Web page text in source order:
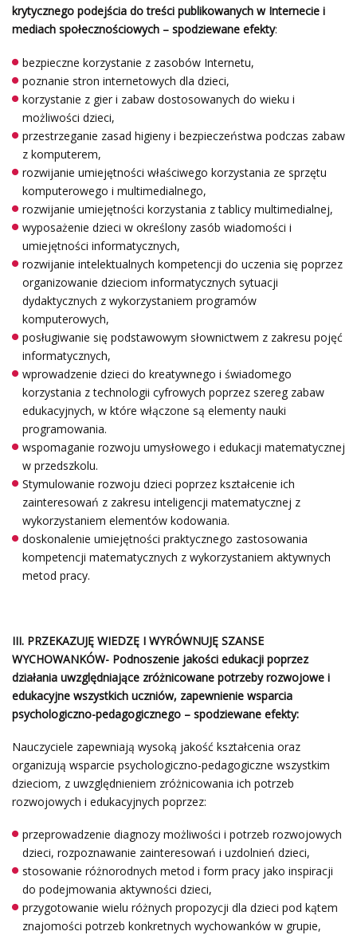
krytycznego podejścia do treści publikowanych w Internecie i
mediach społecznościowych – spodziewane efekty:
bezpieczne korzystanie z zasobów Internetu,
poznanie stron internetowych dla dzieci,
korzystanie z gier i zabaw dostosowanych do wieku i
możliwości dzieci,
przestrzeganie zasad higieny i bezpieczeństwa podczas zabaw
z komputerem,
rozwijanie umiejętności właściwego korzystania ze sprzętu
komputerowego i multimedialnego,
rozwijanie umiejętności korzystania z tablicy multimedialnej,
wyposażenie dzieci w określony zasób wiadomości i
umiejętności informatycznych,
rozwijanie intelektualnych kompetencji do uczenia się poprzez
organizowanie dzieciom informatycznych sytuacji
dydaktycznych z wykorzystaniem programów
komputerowych,
posługiwanie się podstawowym słownictwem z zakresu pojęć
informatycznych,
wprowadzenie dzieci do kreatywnego i świadomego
korzystania z technologii cyfrowych poprzez szereg zabaw
edukacyjnych, w które włączone są elementy nauki
programowania.
wspomaganie rozwoju umysłowego i edukacji matematycznej
w przedszkolu.
Stymulowanie rozwoju dzieci poprzez kształcenie ich
zainteresowań z zakresu inteligencji matematycznej z
wykorzystaniem elementów kodowania.
doskonalenie umiejętności praktycznego zastosowania
kompetencji matematycznych z wykorzystaniem aktywnych
metod pracy.
III. PRZEKAZUJĘ WIEDZĘ I WYRÓWNUJĘ SZANSE
WYCHOWANKÓW- Podnoszenie jakości edukacji poprzez
działania uwzględniające zróżnicowane potrzeby rozwojowe i
edukacyjne wszystkich uczniów, zapewnienie wsparcia
psychologiczno-pedagogicznego – spodziewane efekty:
Nauczyciele zapewniają wysoką jakość kształcenia oraz
organizują wsparcie psychologiczno-pedagogiczne wszystkim
dzieciom, z uwzględnieniem zróżnicowania ich potrzeb
rozwojowych i edukacyjnych poprzez:
przeprowadzenie diagnozy możliwości i potrzeb rozwojowych
dzieci, rozpoznawanie zainteresowań i uzdolnień dzieci,
stosowanie różnorodnych metod i form pracy jako inspiracji
do podejmowania aktywności dzieci,
przygotowanie wielu różnych propozycji dla dzieci pod kątem
znajomości potrzeb konkretnych wychowanków w grupie,